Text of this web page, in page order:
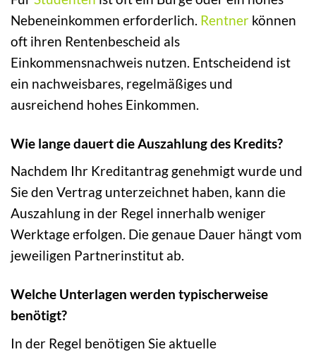
Nebeneinkommen erforderlich. Rentner können
oft ihren Rentenbescheid als
Einkommensnachweis nutzen. Entscheidend ist
ein nachweisbares, regelmäßiges und
ausreichend hohes Einkommen.
Wie lange dauert die Auszahlung des Kredits?
Nachdem Ihr Kreditantrag genehmigt wurde und
Sie den Vertrag unterzeichnet haben, kann die
Auszahlung in der Regel innerhalb weniger
Werktage erfolgen. Die genaue Dauer hängt vom
jeweiligen Partnerinstitut ab.
Welche Unterlagen werden typischerweise
benötigt?
In der Regel benötigen Sie aktuelle